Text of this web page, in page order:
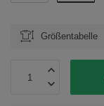
Größentabelle